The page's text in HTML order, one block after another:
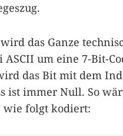
das Ganze
ASCII um eine 7-Bit-
das Bit mit dem
ist immer Null. So
wie folgt kodiert: